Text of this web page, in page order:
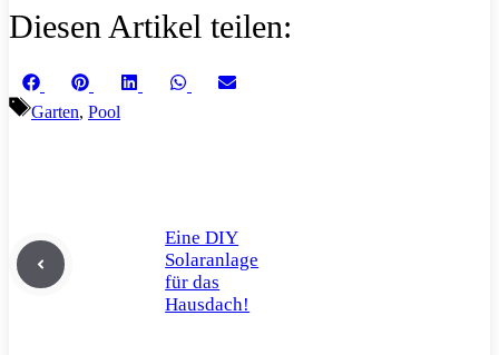
Diesen Artikel teilen:
Share
FacebookShare
on
Pinterest Share
LinkedInShare
WhatsApp
Share
Schlagwörter
Garten, Pool
Eine DIY
Solaranlage
für das
Hausdach!